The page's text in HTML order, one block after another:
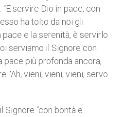
servire Dio in pace, con
ha tolto da noi gli
e la serenità, è servirlo
serviamo il Signore con
pace più profonda ancora,
‘Ah, vieni, vieni, vieni, servo
“con bontà e